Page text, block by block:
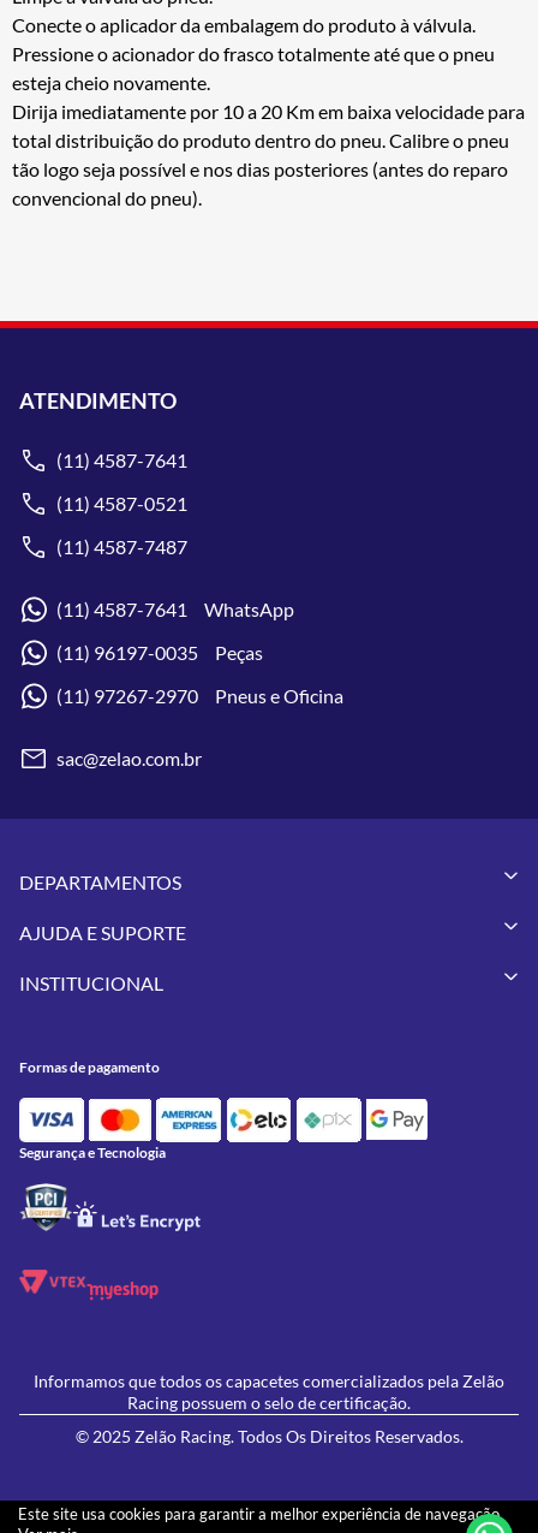
Este site usa cookies para garantir a melhor experiência de navegação.
Conecte o aplicador da embalagem do produto à válvula.
Pressione o acionador do frasco totalmente até que o pneu
esteja cheio novamente.
Dirija imediatamente por 10 a 20 Km em baixa velocidade para
total distribuição do produto dentro do pneu. Calibre o pneu
tão logo seja possível e nos dias posteriores (antes do reparo
convencional do pneu).
ATENDIMENTO
(11) 4587-7641
(11) 4587-0521
(11) 4587-7487
(11) 4587-7641 WhatsApp
(11) 96197-0035 Peças
(11) 97267-2970 Pneus e Oficina
sac@zelao.com.br
DEPARTAMENTOS
Vestuários
Pneus
Utilidades
Feminino
Lançamentos
AJUDA E SUPORTE
Meus Pedidos
Política de Privacidade
Política de Campanhas e promoções
INSTITUCIONAL
Contato
Oficina/Serviços
Formas de pagamento
Segurança e Tecnologia
Informamos que todos os capacetes comercializados pela Zelão
Racing possuem o selo de certificação.
© 2025 Zelão Racing. Todos Os Direitos Reservados.